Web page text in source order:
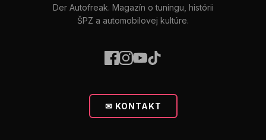
Der Autofreak. Magazín o tuningu, histórii
ŠPZ a automobilovej kultúre.
✉ KONTAKT